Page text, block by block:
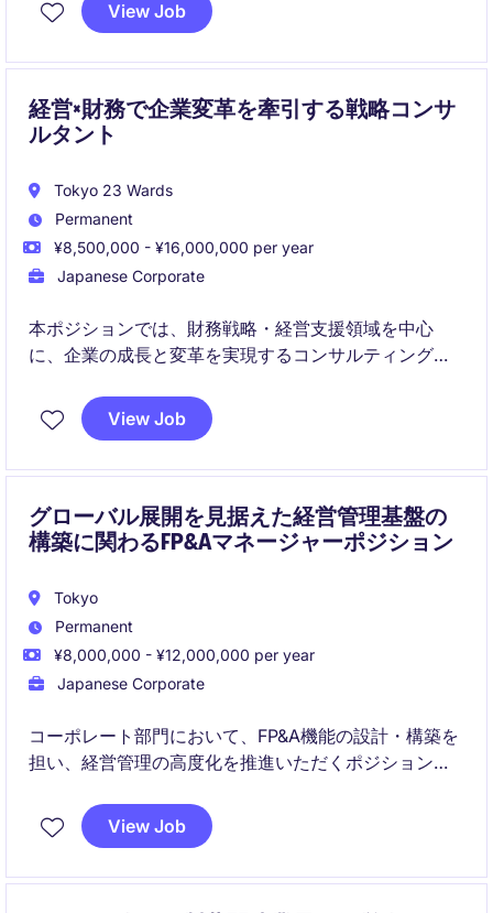
View Job
経営×財務で企業変革を牽引する戦略コンサ
ルタント
Tokyo 23 Wards
Permanent
¥8,500,000 - ¥16,000,000 per year
Japanese Corporate
本ポジションでは、財務戦略・経営支援領域を中心
に、企業の成長と変革を実現するコンサルティングに
援まで一貫して関わり、クライアントの経営層と長期
的に伴走します。
View Job
グローバル展開を見据えた経営管理基盤の
構築に関わるFP&Aマネージャーポジション
Tokyo
Permanent
¥8,000,000 - ¥12,000,000 per year
Japanese Corporate
コーポレート部門において、FP&A機能の設計・構築を
担い、経営管理の高度化を推進いただくポジションで
援に取り組むことが期待されています。成長フェーズ
特有のダイナミズムの中で、仕組みづくりから関与で
View Job